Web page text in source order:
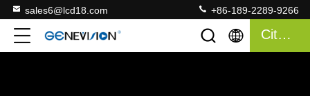
sales6@lcd18.com +86-189-2289-9266
Citation